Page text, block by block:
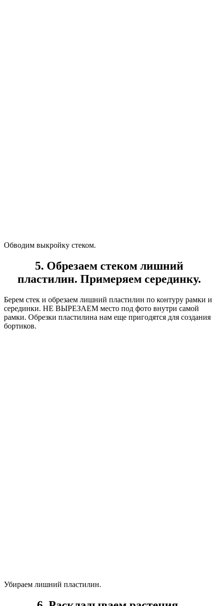
Обводим выкройку стеком.
5. Обрезаем стеком лишний
пластилин. Примеряем серединку.
Берем стек и обрезаем лишний пластилин по контуру рамки и
серединки. НЕ ВЫРЕЗАЕМ место под фото внутри самой
рамки. Обрезки пластилина нам еще пригодятся для создания
бортиков.
Убираем лишний пластилин.